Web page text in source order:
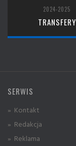
2024-2025
TRANSFERY
SERWIS
» Kontakt
» Redakcja
» Reklama